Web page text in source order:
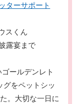
ターサポート
スくん
露宴まで
ールデンレト
グをペットシッ
。大切な一日に